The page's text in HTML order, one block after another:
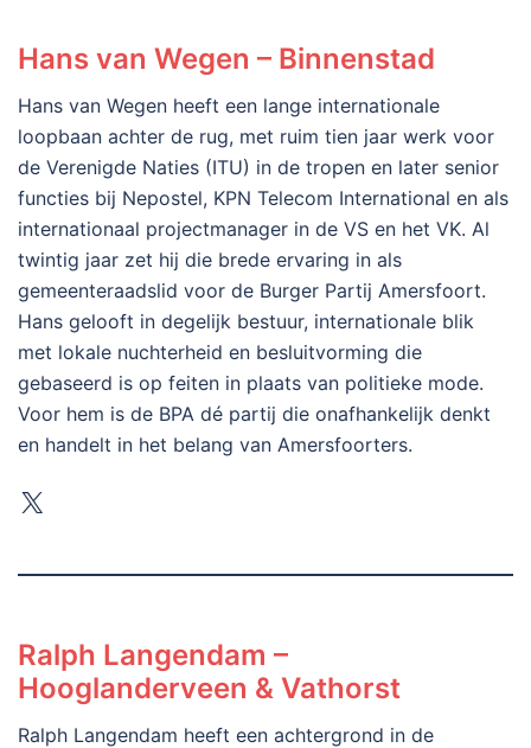
Hans van Wegen – Binnenstad
Hans van Wegen heeft een lange internationale
loopbaan achter de rug, met ruim tien jaar werk voor
de Verenigde Naties (ITU) in de tropen en later senior
functies bij Nepostel, KPN Telecom International en als
internationaal projectmanager in de VS en het VK. Al
twintig jaar zet hij die brede ervaring in als
gemeenteraadslid voor de Burger Partij Amersfoort.
Hans gelooft in degelijk bestuur, internationale blik
met lokale nuchterheid en besluitvorming die
gebaseerd is op feiten in plaats van politieke mode.
Voor hem is de BPA dé partij die onafhankelijk denkt
en handelt in het belang van Amersfoorters.
X
Ralph Langendam –
Hooglanderveen & Vathorst
Ralph Langendam heeft een achtergrond in de